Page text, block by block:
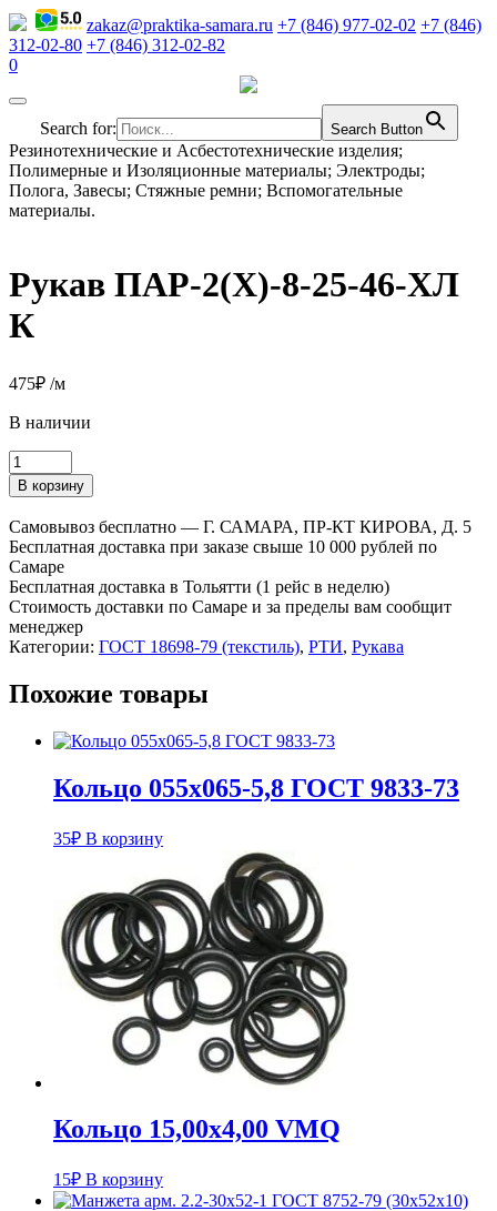
zakaz@praktika-samara.ru +7 (846) 977-02-02 +7 (846)
312-02-80 +7 (846) 312-02-82
0
Search for: Search Button
Резинотехнические и Асбестотехнические изделия;
Полимерные и Изоляционные материалы; Электроды;
Полога, Завесы; Стяжные ремни; Вспомогательные
материалы.
Рукав ПАР-2(Х)-8-25-46-ХЛ
К
475₽ /м
В наличии
Количество
товара
Рукав
ПАР-2(Х)-8-
25-
46-
ХЛ
К
В корзину
Самовывоз бесплатно — Г. САМАРА, ПР-КТ КИРОВА, Д. 5
Бесплатная доставка при заказе свыше 10 000 рублей по
Самаре
Бесплатная доставка в Тольятти (1 рейс в неделю)
Стоимость доставки по Самаре и за пределы вам сообщит
менеджер
Категории: ГОСТ 18698-79 (текстиль), РТИ, Рукава
Похожие товары
Кольцо 055х065-5,8 ГОСТ 9833-73
35₽ В корзину
Кольцо 15,00х4,00 VMQ
15₽ В корзину